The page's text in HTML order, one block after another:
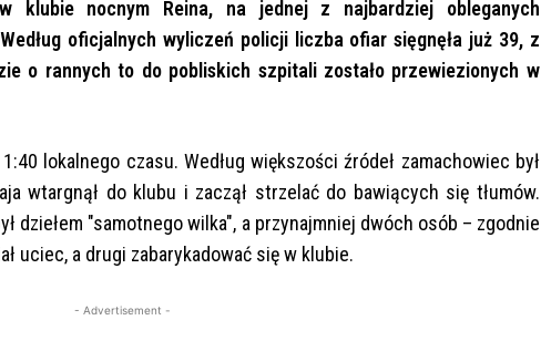
klubie nocnym Reina, na jednej z najbardziej obleganych
oficjalnych wyliczeń policji liczba ofiar sięgnęła już 39, z
o rannych to do pobliskich szpitali zostało przewiezionych w
lokalnego czasu. Według większości źródeł zamachowiec był
wtargnął do klubu i zaczął strzelać do bawiących się tłumów.
dziełem "samotnego wilka", a przynajmniej dwóch osób – zgodnie
uciec, a drugi zabarykadować się w klubie.
- Advertisement -